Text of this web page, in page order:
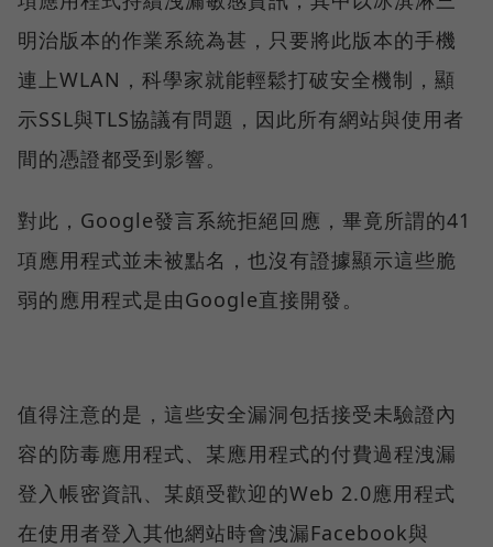
明治版本的作業系統為甚，只要將此版本的手機
連上WLAN，科學家就能輕鬆打破安全機制，顯
示SSL與TLS協議有問題，因此所有網站與使用者
間的憑證都受到影響。
對此，Google發言系統拒絕回應，畢竟所謂的41
項應用程式並未被點名，也沒有證據顯示這些脆
弱的應用程式是由Google直接開發。
值得注意的是，這些安全漏洞包括接受未驗證內
容的防毒應用程式、某應用程式的付費過程洩漏
登入帳密資訊、某頗受歡迎的Web 2.0應用程式
在使用者登入其他網站時會洩漏Facebook與